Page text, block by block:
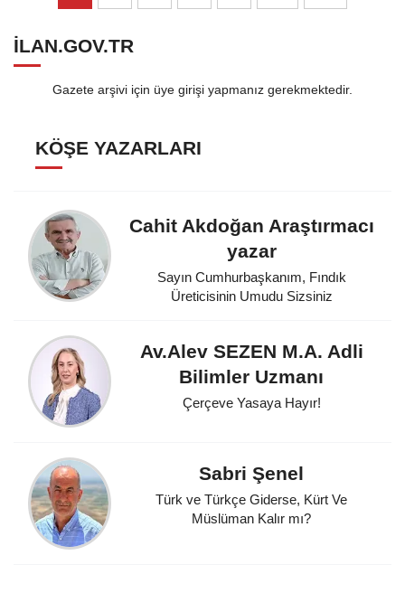
ILAN.GOV.TR
Gazete arşivi için üye girişi yapmanız gerekmektedir.
KÖŞE YAZARLARI
Cahit Akdoğan Araştırmacı
yazar
Sayın Cumhurbaşkanım, Fındık
Üreticisinin Umudu Sizsiniz
Av.Alev SEZEN M.A. Adli
Bilimler Uzmanı
Çerçeve Yasaya Hayır!
Sabri Şenel
Türk ve Türkçe Giderse, Kürt Ve
Müslüman Kalır mı?